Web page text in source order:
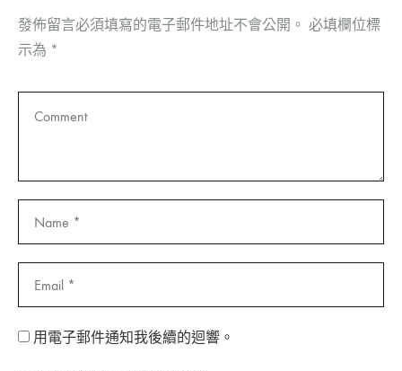
發佈留言必須填寫的電子郵件地址不會公開。 必填欄位標
示為 *
用電子郵件通知我後續的迴響。